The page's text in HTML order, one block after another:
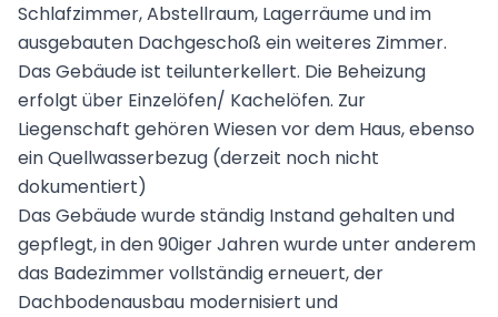
Schlafzimmer, Abstellraum, Lagerräume und im
ausgebauten Dachgeschoß ein weiteres Zimmer.
Das Gebäude ist teilunterkellert. Die Beheizung
erfolgt über Einzelöfen/ Kachelöfen. Zur
Liegenschaft gehören Wiesen vor dem Haus, ebenso
ein Quellwasserbezug (derzeit noch nicht
dokumentiert)
Das Gebäude wurde ständig Instand gehalten und
gepflegt, in den 90iger Jahren wurde unter anderem
das Badezimmer vollständig erneuert, der
Dachbodenausbau modernisiert und